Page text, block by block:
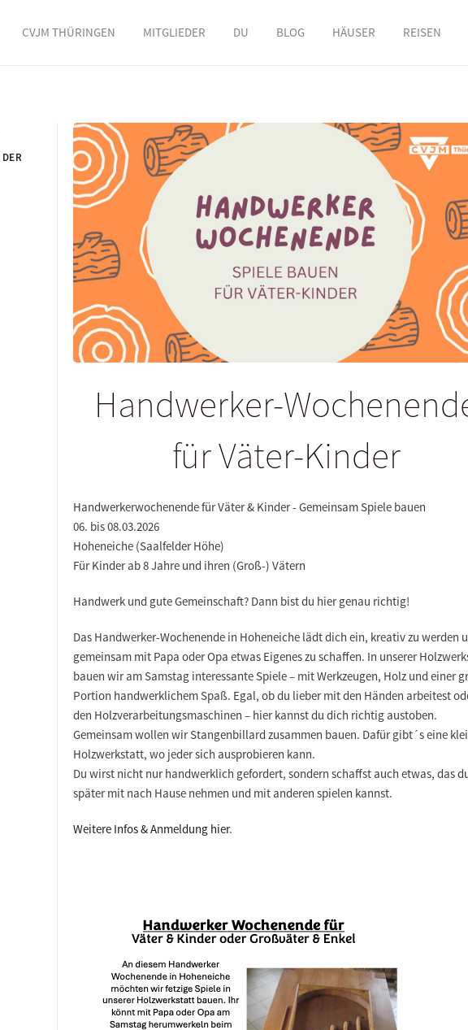
CVJM THÜRINGEN MITGLIEDER DU BLOG HÄUSER REISEN
Handwerker-
für Väter-Kinder
Handwerkerwochenende für Väter & Kinder - Gemeinsam Spiele bauen
06. bis 08.03.2026
Hoheneiche (Saalfelder Höhe)
Für Kinder ab 8 Jahre und ihren (Groß-) Vätern
Handwerk und gute Gemeinschaft? Dann bist du hier genau richtig!
Das Handwerker-Wochenende in Hoheneiche lädt dich ein, kreativ zu werden
gemeinsam mit Papa oder Opa etwas Eigenes zu schaffen. In unserer
bauen wir am Samstag interessante Spiele – mit Werkzeugen, Holz und einer
Portion handwerklichem Spaß. Egal, ob du lieber mit den Händen arbeitest
den Holzverarbeitungsmaschinen – hier kannst du dich richtig austoben.
Gemeinsam wollen wir Stangenbillard zusammen bauen. Dafür gibt´s eine
Holzwerkstatt, wo jeder sich ausprobieren kann.
Du wirst nicht nur handwerklich gefordert, sondern schaffst auch etwas, das
später mit nach Hause nehmen und mit anderen spielen kannst.
Weitere Infos & Anmeldung hier.